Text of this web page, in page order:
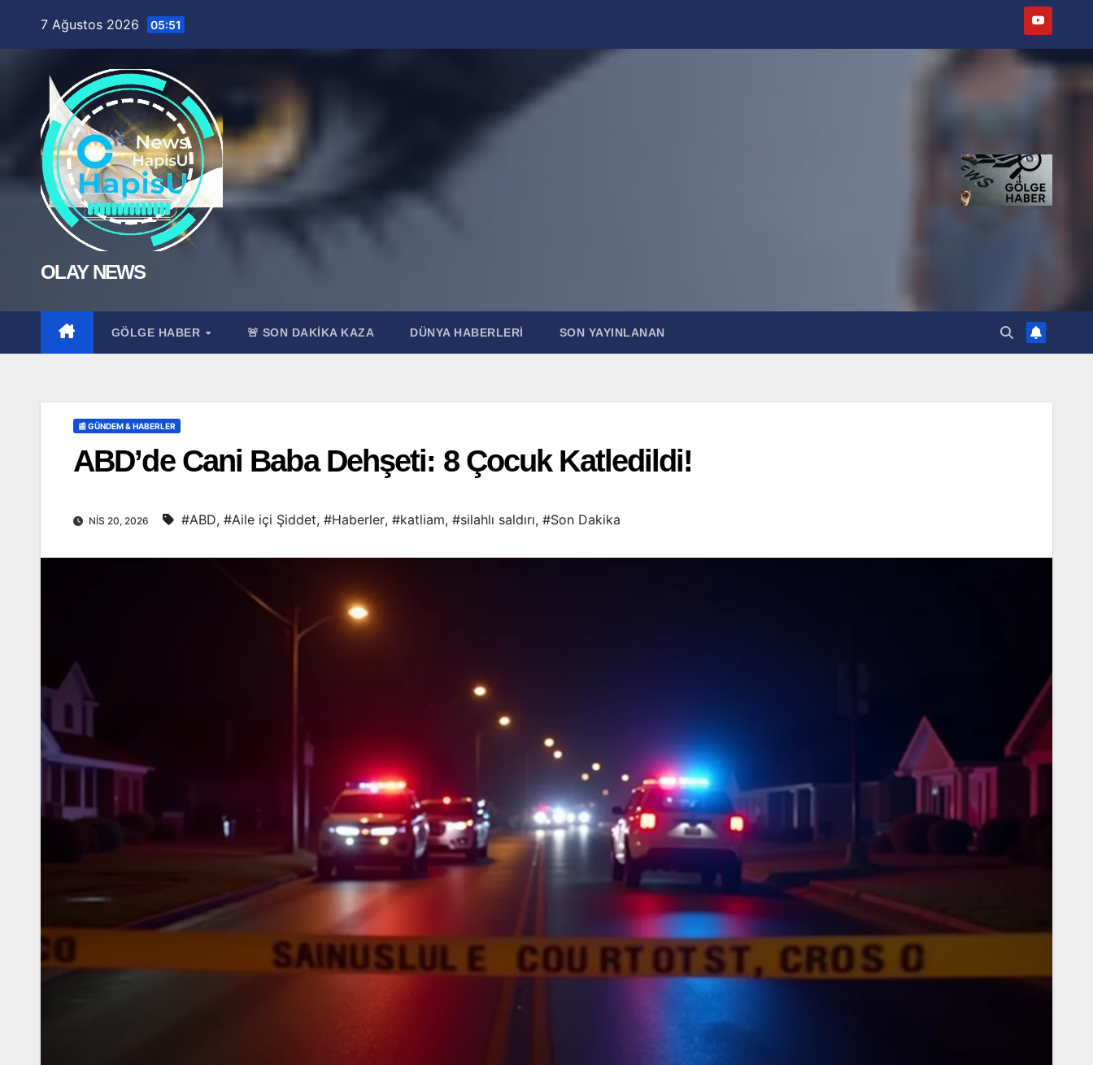
7 Ağustos 2026 05:51
OLAY NEWS
GÖLGE HABER 🚨 SON DAKİKA KAZA DÜNYA HABERLERI SON YAYINLANAN
📰 GÜNDEM & HABERLER
ABD’de Cani Baba Dehşeti: 8 Çocuk Katledildi!
NIS 20, 2026 #ABD, #Aile içi Şiddet, #Haberler, #katliam, #silahlı saldırı, #Son Dakika